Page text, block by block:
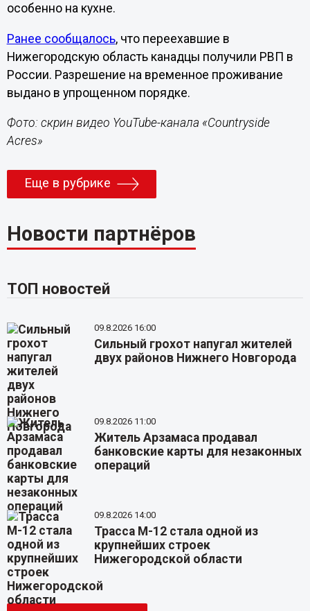
особенно на кухне.
Ранее сообщалось, что переехавшие в
Нижегородскую область канадцы получили РВП в
России. Разрешение на временное проживание
выдано в упрощенном порядке.
Фото: скрин видео YouTube-канала «Countryside
Acres»
Еще в рубрике
Новости партнёров
ТОП новостей
09.8.2026 16:00
Сильный грохот напугал жителей
двух районов Нижнего Новгорода
09.8.2026 11:00
Житель Арзамаса продавал
банковские карты для незаконных
операций
09.8.2026 14:00
Трасса М-12 стала одной из
крупнейших строек
Нижегородской области